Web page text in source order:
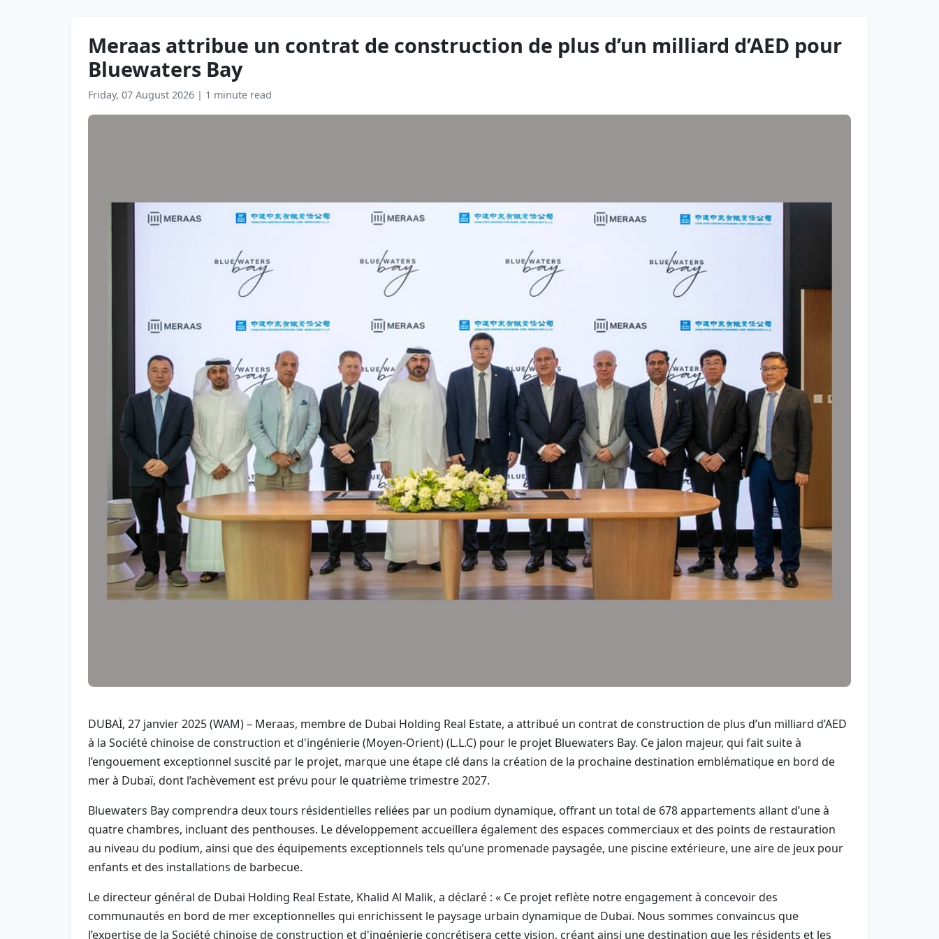
Meraas attribue un contrat de construction de plus d’un milliard d’AED pour
Bluewaters Bay
Friday, 07 August 2026 | 1 minute read
DUBAÏ, 27 janvier 2025 (WAM) – Meraas, membre de Dubai Holding Real Estate, a attribué un contrat de construction de plus d’un milliard d’AED
à la Société chinoise de construction et d'ingénierie (Moyen-Orient) (L.L.C) pour le projet Bluewaters Bay. Ce jalon majeur, qui fait suite à
l’engouement exceptionnel suscité par le projet, marque une étape clé dans la création de la prochaine destination emblématique en bord de
mer à Dubaï, dont l’achèvement est prévu pour le quatrième trimestre 2027.
Bluewaters Bay comprendra deux tours résidentielles reliées par un podium dynamique, offrant un total de 678 appartements allant d’une à
quatre chambres, incluant des penthouses. Le développement accueillera également des espaces commerciaux et des points de restauration
au niveau du podium, ainsi que des équipements exceptionnels tels qu’une promenade paysagée, une piscine extérieure, une aire de jeux pour
enfants et des installations de barbecue.
Le directeur général de Dubai Holding Real Estate, Khalid Al Malik, a déclaré : « Ce projet reflète notre engagement à concevoir des
communautés en bord de mer exceptionnelles qui enrichissent le paysage urbain dynamique de Dubaï. Nous sommes convaincus que
l’expertise de la Société chinoise de construction et d'ingénierie concrétisera cette vision, créant ainsi une destination que les résidents et les